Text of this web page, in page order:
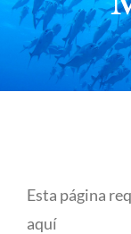
Esta página
aquí